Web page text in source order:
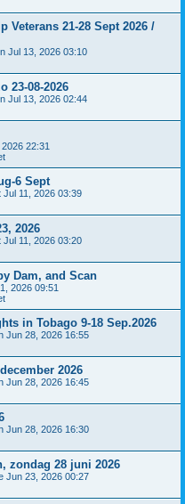
Veterans 21-28 Sept 2026 /
Jul 13, 2026 03:10
23-08-2026
Jul 13, 2026 02:44
22:31
6 Sept
Jul 11, 2026 03:39
2026
Jul 11, 2026 03:20
Dam, and Scan
2026 09:51
in Tobago 9-18 Sep.2026
Jun 28, 2026 16:55
2026
Jun 28, 2026 16:45
Jun 28, 2026 16:30
zondag 28 juni 2026
Jun 23, 2026 00:27